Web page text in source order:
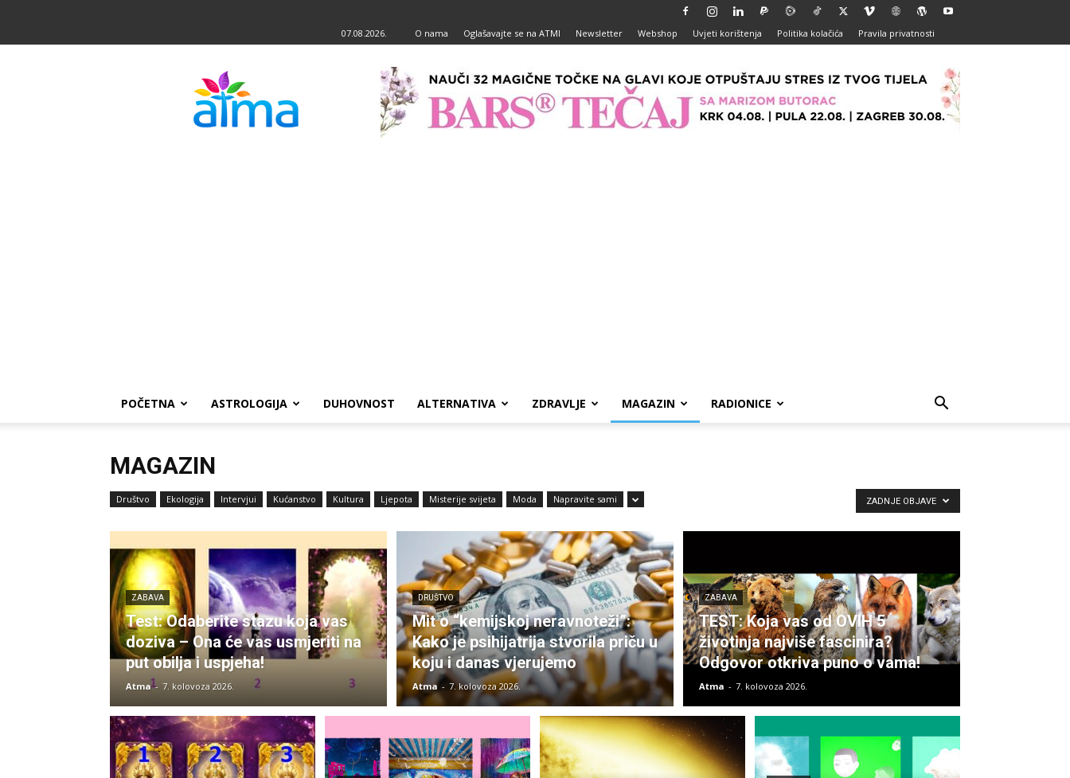
07.08.2026. O nama Oglašavajte se na ATMI Newsletter Webshop Uvjeti korištenja Politika kolačića Pravila privatnosti
POČETNA ASTROLOGIJA DUHOVNOST ALTERNATIVA ZDRAVLJE MAGAZIN RADIONICE
MAGAZIN
Društvo Ekologija Intervjui Kućanstvo Kultura Ljepota Misterije svijeta Moda Napravite sami ZADNJE OBJAVE
ZABAVA
Test: Odaberite stazu koja vas
doziva – Ona će vas usmjeriti na
put obilja i uspjeha!
Atma - 7. kolovoza 2026.
DRUŠTVO
Mit o “kemijskoj neravnoteži”:
Kako je psihijatrija stvorila priču u
koju i danas vjerujemo
Atma - 7. kolovoza 2026.
ZABAVA
TEST: Koja vas od OVIH 5
životinja najviše fascinira?
Odgovor otkriva puno o vama!
Atma - 7. kolovoza 2026.